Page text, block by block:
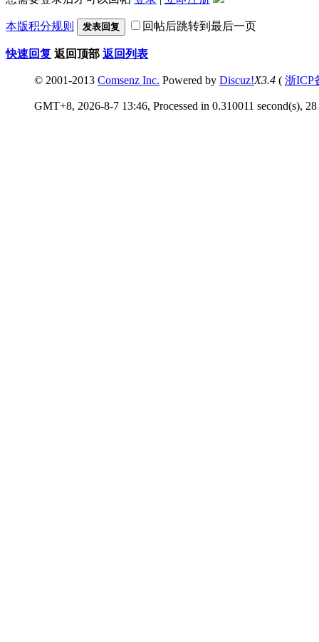
本版积分规则 发表回复 回帖后跳转到最后一页
快速回复 返回顶部 返回列表
© 2001-2013 Comsenz Inc. Powered by Discuz!X3.4 ( 浙ICP
GMT+8, 2026-8-7 13:46, Processed in 0.310011 second(s), 28